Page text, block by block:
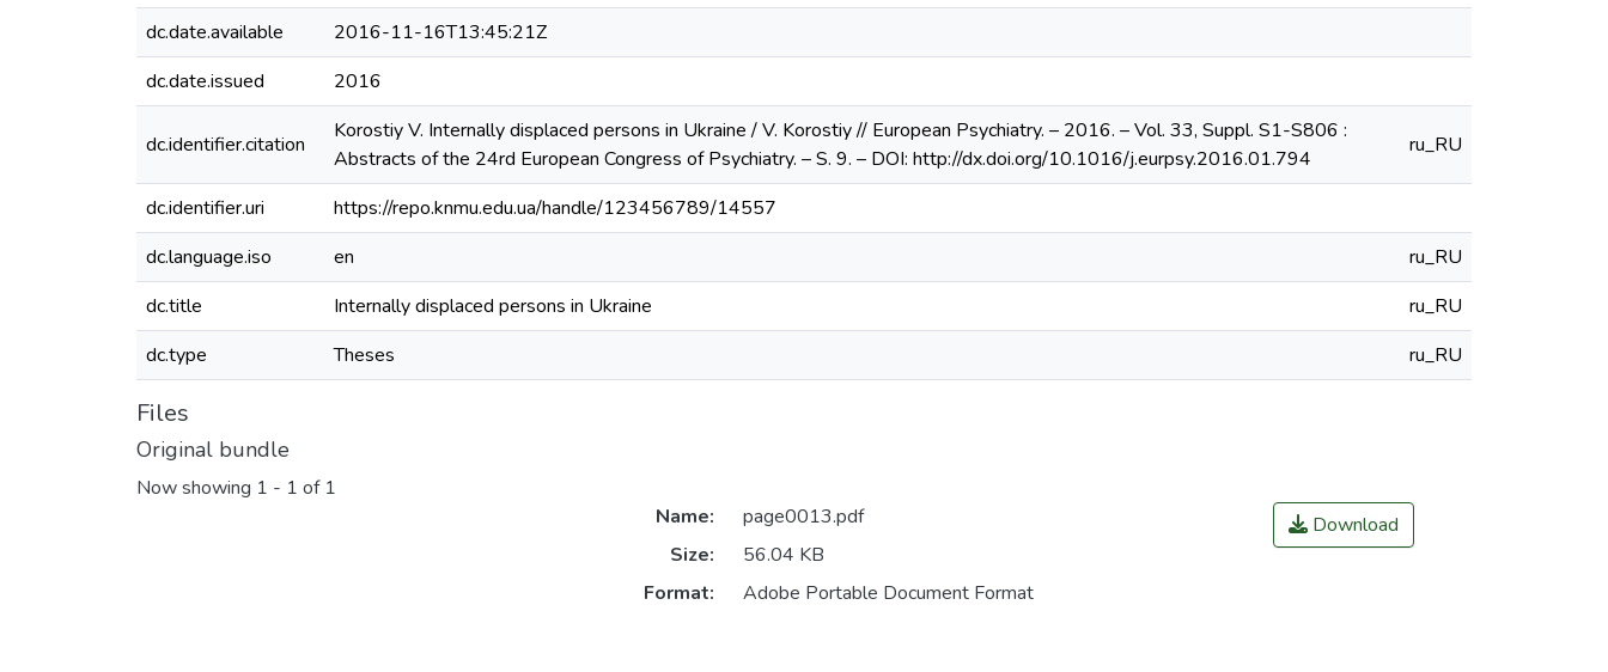
dc.date.available
2016-11-16T13:45:21Z
dc.date.issued
2016
dc.identifier.citation
Korostiy V. Internally displaced persons in Ukraine / V. Korostiy // European Psychiatry. – 2016. – Vol. 33, Suppl. S1-S806 :
Abstracts of the 24rd European Congress of Psychiatry. – S. 9. – DOI: http://dx.doi.org/10.1016/j.eurpsy.2016.01.794
ru_RU
dc.identifier.uri
https://repo.knmu.edu.ua/handle/123456789/14557
dc.language.iso
en
ru_RU
dc.title
Internally displaced persons in Ukraine
ru_RU
dc.type
Theses ru_RU
Files
Original bundle
Now showing 1 - 1 of 1
Name:
page0013.pdf
Size:
56.04 KB
Format:
Adobe Portable Document Format
Download